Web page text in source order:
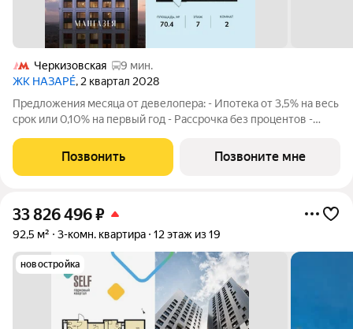
Черкизовская
9 мин.
ЖК НАЗАРÉ, 2 квартал 2028
Предложения месяца от девелопера: - Ипотека от 3,5% на весь
срок или 0,10% на первый год - Рассрочка без процентов -
Просторная 2-комнатная квартира. Общая площадь - 70.4 м2 на
7 этаже, без отделки.
Позвонить Позвоните мне
33 826 496₽
92,5 м² 3-комн. квартира 12 этаж из 19
новостройка